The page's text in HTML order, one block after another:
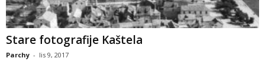
Stare fotografije Kaštela
Parchy - lis 9, 2017